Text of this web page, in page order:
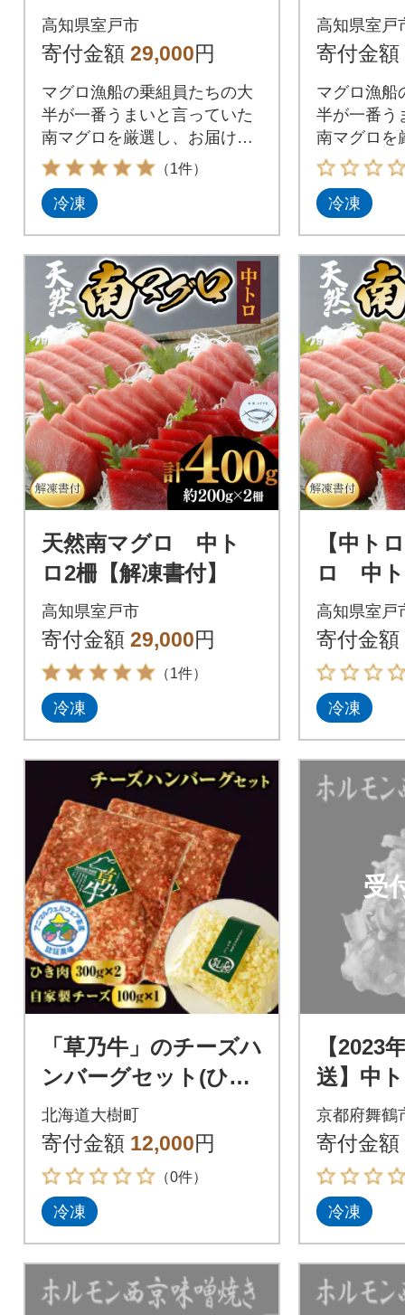
付】
高知県室戸市
寄付金額 29,000円
マグロ漁船の乗組員たちの大
半が一番うまいと言っていた
南マグロを厳選し、お届けい
たします。是非、お刺身やち
らし寿司、海鮮丼(ネギトロ
丼、マグロ丼)、漬け丼や惣菜
でお届けいたしますが、解凍
の方法を記載した説明書を同
梱しております。
（1件）
冷凍
【解凍
高知県室戸
寄付金額
マグロ漁船
半が一番う
南マグロを
たします。
らし寿司、
丼、マグロ
でお届けい
の方法を記
梱しており
冷凍
天然南マグロ 中ト
ロ2柵【解凍書付】
高知県室戸市
寄付金額 29,000円
（1件）
冷凍
【中ト
ロ 中ト
書付】
高知県室戸
寄付金額
冷凍
「草乃牛」のチーズハ
ンバーグセット(ひき
肉と自家製チーズ)|ア
ニマルウェルフェア
認証牧場
北海道大樹町
寄付金額 12,000円
（0件）
冷凍
受
【2023
送】中
西京味
京都府舞鶴
寄付金額
冷凍